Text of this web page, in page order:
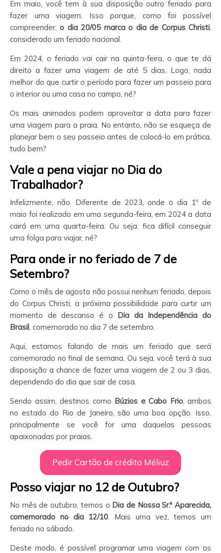
Em maio, você tem à sua disposição outro feriado para
fazer uma viagem. Isso porque, como foi possível
compreender,o dia 20/05 marca o dia de Corpus Christi,
considerado um feriado nacional.
Em 2024, o feriado vai cair na quinta-feira, o que te dá
direito a fazer uma viagem de até 5 dias. Logo, nada
melhor do que curtir o período para fazer um passeio para
o interior ou uma casa no campo, né?
Os mais animados podem aproveitar a data para fazer
uma viagem para a praia. No entanto, não se esqueça de
planejar bem o seu passeio antes de colocá-lo em prática,
tudo bem?
Vale a pena viajar no Dia do
Trabalhador?
Infelizmente, não. Diferente de 2023, onde o dia 1º de
maio foi realizado em uma segunda-feira, em 2024 a data
cairá em uma quarta-feira. Ou seja, fica difícil conseguir
uma folga para viajar, né?
Para onde ir no feriado de 7 de
Setembro?
Como o mês de agosto não possui nenhum feriado, depois
do Corpus Christi, a próxima possibilidade para curtir um
momento de descanso é o Dia da Independência do
Brasil, comemorado no dia 7 de setembro.
Aqui, estamos falando de mais um feriado que será
comemorado no final de semana. Ou seja, você terá à sua
disposição a chance de fazer uma viagem de 2 ou 3 dias,
dependendo do dia que sair de casa.
Sendo assim, destinos como Búzios e Cabo Frio, ambos
no estado do Rio de Janeiro, são uma boa opção. Isso,
principalmente se você for uma daquelas pessoas
apaixonadas por praias.
Pedir Cartão de crédito Méliuz
Posso viajar no 12 de Outubro?
No mês de outubro, temos o Dia de Nossa Sr.ª Aparecida,
comemorado no dia 12/10 . Mais uma vez, temos um
feriado no sábado.
Deste modo, é possível programar uma viagem com os